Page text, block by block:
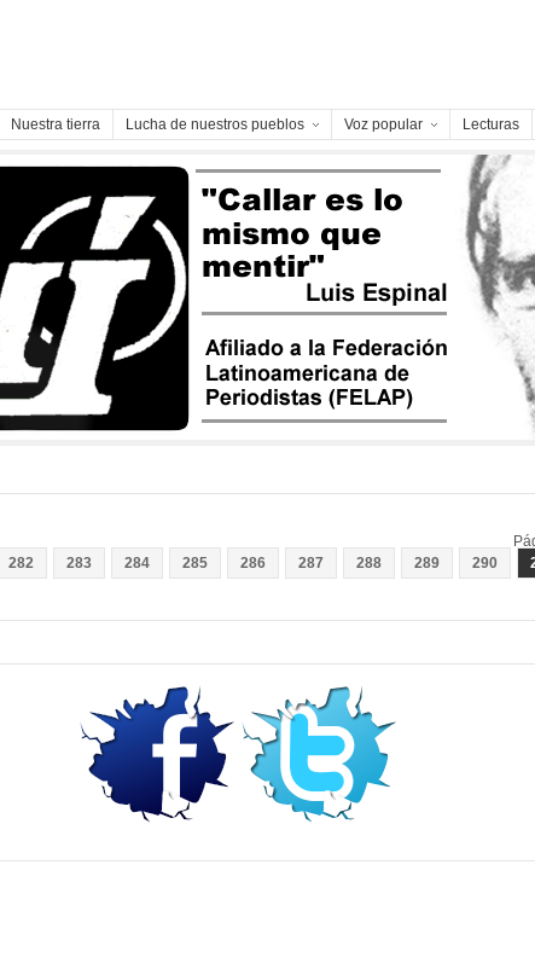
Nuestra tierra Lucha de nuestros pueblos Voz popular Lecturas
282 283 284 285 286 287 288 289 290